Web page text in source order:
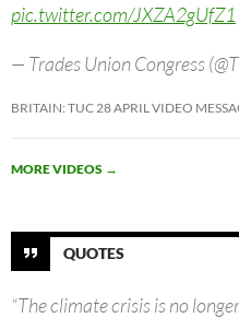
pic.twitter.com/JXZA2gUfZ1
— Trades Union Congress
BRITAIN: TUC 28 APRIL VIDEO
MORE VIDEOS →
QUOTES
“The climate crisis is no